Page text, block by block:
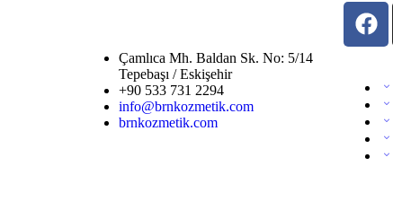
Çamlıca Mh. Baldan Sk. No: 5/14
Tepebaşı / Eskişehir
+90 533 731 2294
info@brnkozmetik.com
brnkozmetik.com